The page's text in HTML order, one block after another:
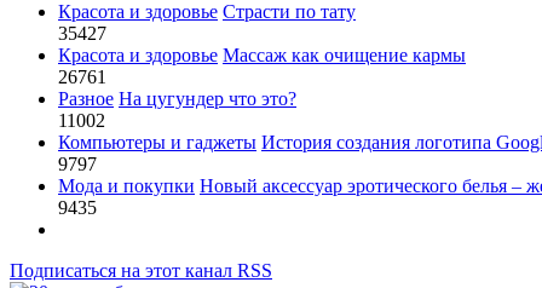
Красота и здоровье Страсти по тату
35427
Красота и здоровье Массаж как очищение кармы
26761
Разное На цугундер что это?
11002
Компьютеры и гаджеты История создания логотипа
9797
Мода и покупки Новый аксессуар эротического белья –
9435
Подписаться на этот канал RSS